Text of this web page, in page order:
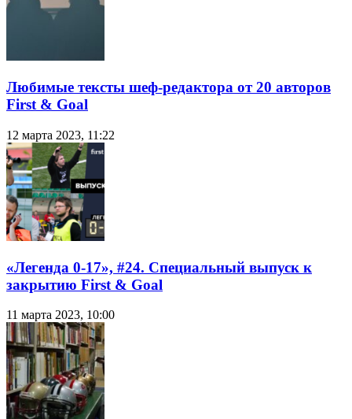
Любимые тексты шеф-редактора от 20 авторов
First & Goal
12 марта 2023, 11:22
«Легенда 0-17», #24. Специальный выпуск к
закрытию First & Goal
11 марта 2023, 10:00